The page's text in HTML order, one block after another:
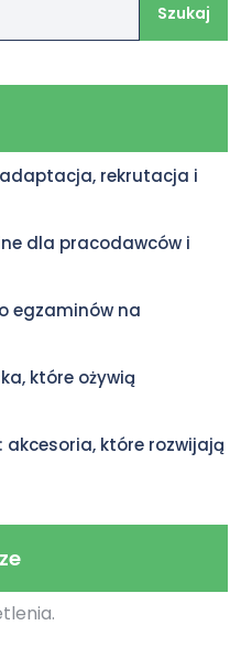
Szukaj
adaptacja, rekrutacja i
dla pracodawców i
egzaminów na
które ożywią
akcesoria, które rozwijają